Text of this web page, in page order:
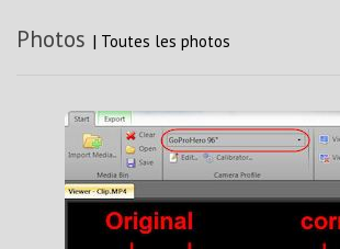
Photos | Toutes les photos